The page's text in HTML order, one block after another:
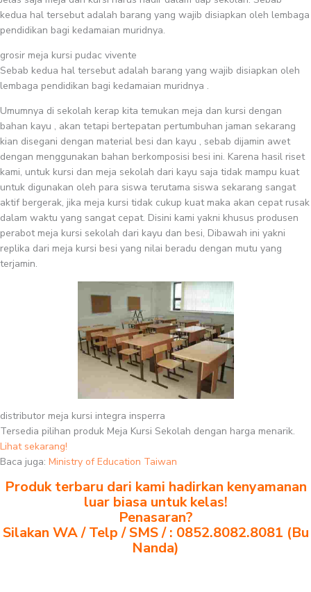
kedua hal tersebut adalah barang yang wajib disiapkan oleh lembaga
pendidikan bagi kedamaian muridnya.
grosir meja kursi pudac vivente
Sebab kedua hal tersebut adalah barang yang wajib disiapkan oleh
lembaga pendidikan bagi kedamaian muridnya .
Umumnya di sekolah kerap kita temukan meja dan kursi dengan
bahan kayu , akan tetapi bertepatan pertumbuhan jaman sekarang
kian disegani dengan material besi dan kayu , sebab dijamin awet
dengan menggunakan bahan berkomposisi besi ini. Karena hasil riset
kami, untuk kursi dan meja sekolah dari kayu saja tidak mampu kuat
untuk digunakan oleh para siswa terutama siswa sekarang sangat
aktif bergerak, jika meja kursi tidak cukup kuat maka akan cepat rusak
dalam waktu yang sangat cepat. Disini kami yakni khusus produsen
perabot meja kursi sekolah dari kayu dan besi, Dibawah ini yakni
replika dari meja kursi besi yang nilai beradu dengan mutu yang
terjamin.
distributor meja kursi integra insperra
Tersedia pilihan produk Meja Kursi Sekolah dengan harga menarik.
Lihat sekarang!
Baca juga: Ministry of Education Taiwan
Produk terbaru dari kami hadirkan kenyamanan
luar biasa untuk kelas!
Penasaran?
Silakan WA / Telp / SMS / : 0852.8082.8081 (Bu
Nanda)